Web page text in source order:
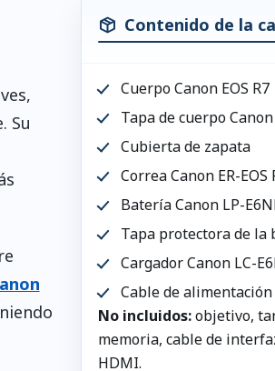
Su
Contenido de la
Cuerpo Canon EOS R7
Tapa de cuerpo Canon
Cubierta de zapata
Correa Canon ER-EOS
Batería Canon LP-
Tapa protectora de la
Cargador Canon LC-
Cable de alimentación
No incluidos:objetivo,
memoria, cable de
HDMI.